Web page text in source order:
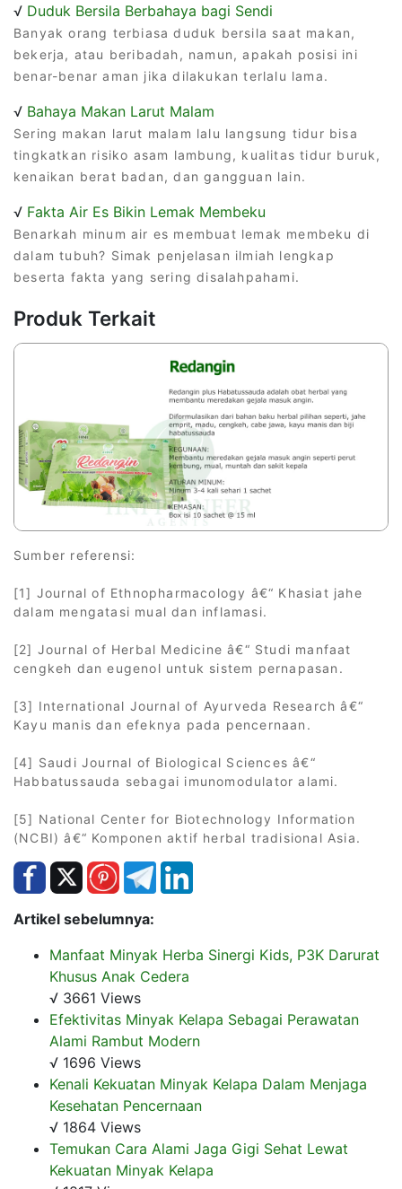
√ Duduk Bersila Berbahaya bagi Sendi
Banyak orang terbiasa duduk bersila saat makan,
bekerja, atau beribadah, namun, apakah posisi ini
benar-benar aman jika dilakukan terlalu lama.
√ Bahaya Makan Larut Malam
Sering makan larut malam lalu langsung tidur bisa
tingkatkan risiko asam lambung, kualitas tidur buruk,
kenaikan berat badan, dan gangguan lain.
√ Fakta Air Es Bikin Lemak Membeku
Benarkah minum air es membuat lemak membeku di
dalam tubuh? Simak penjelasan ilmiah lengkap
beserta fakta yang sering disalahpahami.
Produk Terkait
Sumber referensi:
[1] Journal of Ethnopharmacology â€“ Khasiat jahe
dalam mengatasi mual dan inflamasi.
[2] Journal of Herbal Medicine â€“ Studi manfaat
cengkeh dan eugenol untuk sistem pernapasan.
[3] International Journal of Ayurveda Research â€“
Kayu manis dan efeknya pada pencernaan.
[4] Saudi Journal of Biological Sciences â€“
Habbatussauda sebagai imunomodulator alami.
[5] National Center for Biotechnology Information
(NCBI) â€“ Komponen aktif herbal tradisional Asia.
Artikel sebelumnya:
Manfaat Minyak Herba Sinergi Kids, P3K Darurat
Khusus Anak Cedera
√ 3661 Views
Efektivitas Minyak Kelapa Sebagai Perawatan
Alami Rambut Modern
√ 1696 Views
Kenali Kekuatan Minyak Kelapa Dalam Menjaga
Kesehatan Pencernaan
√ 1864 Views
Temukan Cara Alami Jaga Gigi Sehat Lewat
Kekuatan Minyak Kelapa